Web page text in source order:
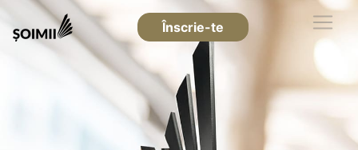
Înscrie-te